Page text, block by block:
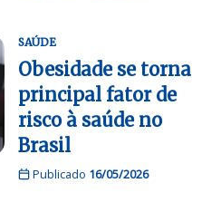
SAÚDE
Obesidade se torna
principal fator de
risco à saúde no
Brasil
Publicado 16/05/2026